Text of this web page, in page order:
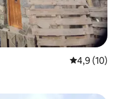
Prosječna
4,9 (10)